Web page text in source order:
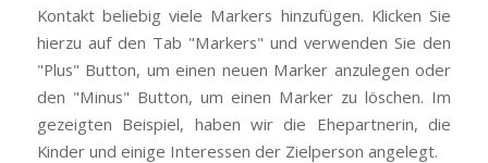
Kontakt beliebig viele Markers hinzufügen. Klicken Sie
hierzu auf den Tab "Markers" und verwenden Sie den
"Plus" Button, um einen neuen Marker anzulegen oder
den "Minus" Button, um einen Marker zu löschen. Im
gezeigten Beispiel, haben wir die Ehepartnerin, die
Kinder und einige Interessen der Zielperson angelegt.